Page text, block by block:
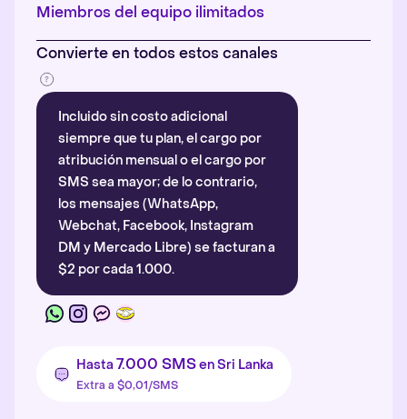
Miembros del equipo ilimitados
Convierte en todos estos canales
Incluido sin costo adicional
siempre que tu plan, el cargo por
atribución mensual o el cargo por
SMS sea mayor; de lo contrario,
los mensajes (WhatsApp,
Webchat, Facebook, Instagram
DM y Mercado Libre) se facturan a
$2 por cada 1.000.
Hasta 7.000 SMSen Sri Lanka
Extra a $0,01/SMS